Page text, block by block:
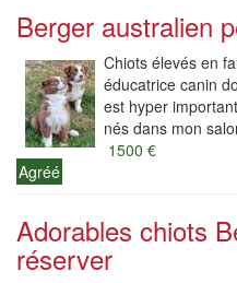
Berger australien
Chiots élevés en
éducatrice canin
est hyper
nés dans mon
1500 €
Agréé
Adorables chiots
réserver